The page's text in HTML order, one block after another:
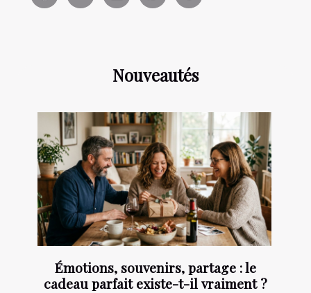
Nouveautés
Émotions, souvenirs, partage : le
cadeau parfait existe-t-il vraiment ?